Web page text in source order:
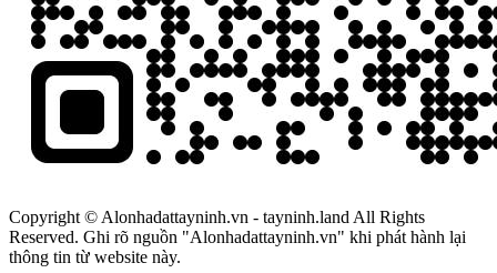
Copyright © Alonhadattayninh.vn - tayninh.land All Rights
Reserved. Ghi rõ nguồn "Alonhadattayninh.vn" khi phát hành lại
thông tin từ website này.